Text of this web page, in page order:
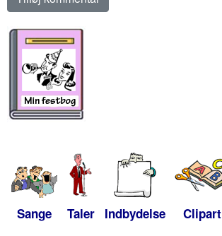
Sange Taler Indbydelse Clipart